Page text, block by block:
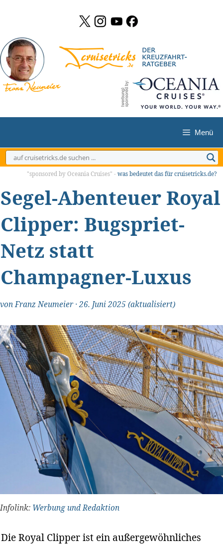
springen
Menü
"sponsored by Oceania Cruises" - was bedeutet das für cruisetricks.de?
Segel-Abenteuer Royal
Clipper: Bugspriet-
Netz statt
Champagner-Luxus
vonFranz Neumeier·26. Juni 2025 (aktualisiert)
Infolink: Werbung und Redaktion
Die Royal Clipper ist ein außergewöhnliches
"Transparent und ehrlich"